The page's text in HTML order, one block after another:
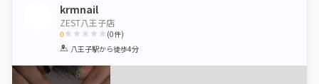
krmnail
ZEST八王子店
0
1 2 3 4 5
(0件)
八王子駅から徒歩4分